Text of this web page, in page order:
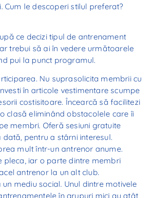
Cum le descoperi stilul preferat?
ce decizi tipul de antrenament
trebui să ai în vedere următoarele
pui la punct programul.
Nu suprasolicita membrii cu
în articole vestimentare scumpe
costisitoare. Încearcă să facilitezi
clasă eliminând obstacolele care îi
membri. Oferă sesiuni gratuite
pentru a stârni interesul.
mult într-un antrenor anume.
pleca, iar o parte dintre membri
antrenor la un alt club.
mediu social. Unul dintre motivele
în grupuri mici au atât